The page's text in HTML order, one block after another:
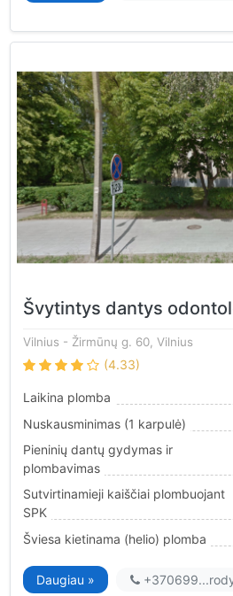
Švytintys dantys
Vilnius - Žirmūnų g. 60, Vilnius
(4.33)
Laikina plomba
Nuskausminimas (1 karpulė)
Pieninių dantų gydymas ir
plombavimas
Sutvirtinamieji kaiščiai plombuojant
SPK
Šviesa kietinama (helio) plomba
Daugiau » +370699...